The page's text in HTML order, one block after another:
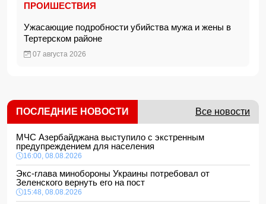
ПРОИШЕСТВИЯ
Ужасающие подробности убийства мужа и жены в
Тертерском районе
07 августа 2026
ПОСЛЕДНИЕ НОВОСТИ Все новости
МЧС Азербайджана выступило с экстренным
предупреждением для населения
16:00, 08.08.2026
Экс-глава минобороны Украины потребовал от
Зеленского вернуть его на пост
15:48, 08.08.2026